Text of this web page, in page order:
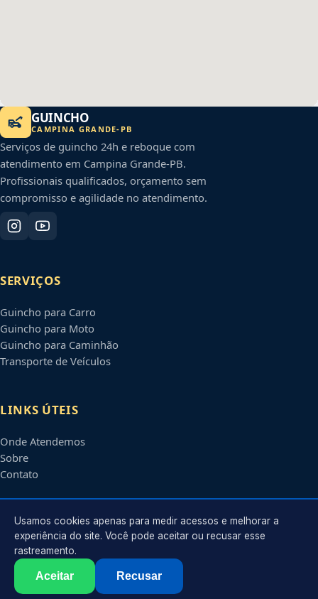
GUINCHO
CAMPINA GRANDE- PB
Serviços de guincho 24h e reboque com
atendimento em Campina Grande-PB.
Profissionais qualificados, orçamento sem
compromisso e agilidade no atendimento.
SERVIÇOS
Guincho para Carro
Guincho para Moto
Guincho para Caminhão
Transporte de Veículos
LINKS ÚTEIS
Onde Atendemos
Sobre
Contato
CONTATO
Atendimento em
contato@guinchoscampinagrande.com.br
2026 Campina Grande
. Todos os direitos reservados.
Usamos cookies apenas para medir acessos e melhorar a
experiência do site. Você pode aceitar ou recusar esse
rastreamento.
Aceitar Recusar